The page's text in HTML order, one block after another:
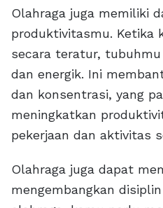
Olahraga juga memiliki
produktivitasmu. Ketika
secara teratur,
dan energik. Ini
dan konsentrasi, yang
meningkatkan
pekerjaan dan aktivitas
Olahraga juga dapat
mengembangkan